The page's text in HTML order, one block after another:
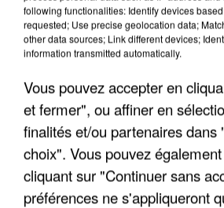
following functionalities: Identify devices
requested; Use precise geolocation data;
other data sources; Link different devices;
information transmitted automatically.
Vous pouvez accepter en
et fermer", ou affiner en
finalités et/ou partenaires dans
choix". Vous pouvez
cliquant sur "Continuer sans
préférences ne s'appliqueront